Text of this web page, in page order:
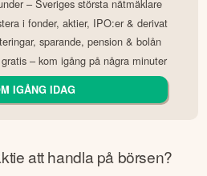
– Sveriges största nätmäklare
i fonder, aktier, IPO:er & derivat
sparande, pension & bolån
– kom igång på några minuter
IGÅNG IDAG
att handla på börsen?